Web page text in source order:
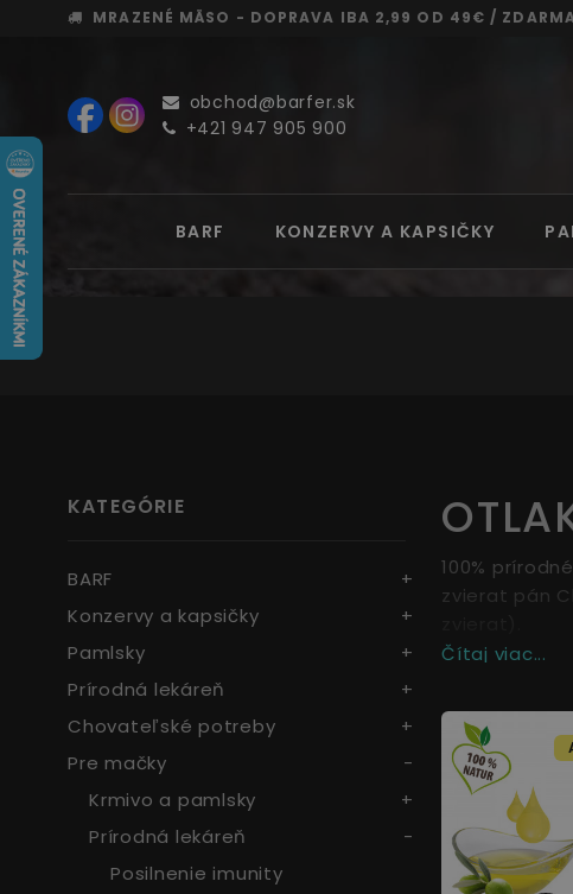
MRAZENÉ MÄSO - DOPRAVA IBA 2,99 OD 49€ /
obchod@barfer.sk
+421 947 905 900
BARF KONZERVY A KAPSIČKY
KATEGÓRIE
BARF
Konzervy a kapsičky
Pamlsky
Prírodná lekáreň
Chovateľské potreby
Pre mačky
Krmivo a pamlsky
Prírodná lekáreň
Posilnenie imunity
100%
zvierat pán
Čítaj viac...